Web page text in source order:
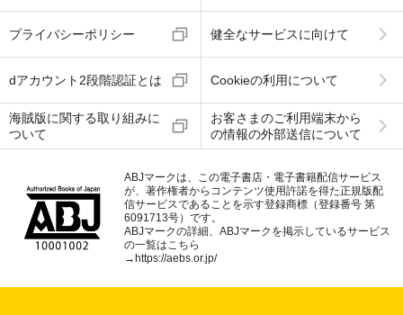
プライバシーポリシー 健全なサービスに向けて
dアカウント2段階認証とは Cookieの利用について
海賊版に関する取り組みに
ついて
お客さまのご利用端末から
の情報の外部送信について
ABJマークは、この電子書店・電子書籍配信サービス
が、著作権者からコンテンツ使用許諾を得た正規版配
信サービスであることを示す登録商標（登録番号 第
6091713号）です。
ABJマークの詳細、ABJマークを掲示しているサービス
の一覧はこちら
→ https://aebs.or.jp/